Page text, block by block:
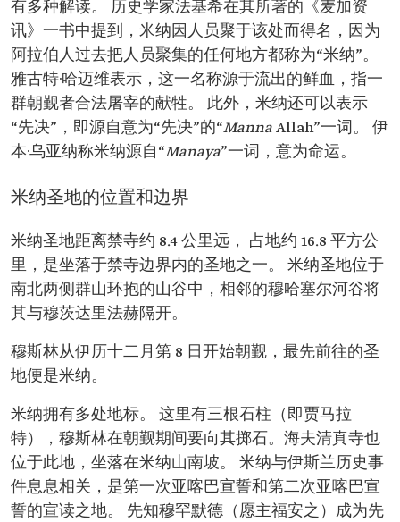
有多种解读。 历史学家法基希在其所著的《麦加资
讯》一书中提到，米纳因人员聚于该处而得名，因为
阿拉伯人过去把人员聚集的任何地方都称为“米纳”。
雅古特·哈迈维表示，这一名称源于流出的鲜血，指一
群朝觐者合法屠宰的献牲。 此外，米纳还可以表示
“先决”，即源自意为“先决”的“MannaAllah”一词。 伊
本·乌亚纳称米纳源自“Manaya”一词，意为命运。
米纳圣地的位置和边界
米纳圣地距离禁寺约 8.4 公里远， 占地约 16.8 平方公
里，是坐落于禁寺边界内的圣地之一。 米纳圣地位于
南北两侧群山环抱的山谷中，相邻的穆哈塞尔河谷将
其与穆茨达里法赫隔开。
穆斯林从伊历十二月第 8 日开始朝觐，最先前往的圣
地便是米纳。
米纳拥有多处地标。 这里有三根石柱（即贾马拉
特），穆斯林在朝觐期间要向其掷石。海夫清真寺也
位于此地，坐落在米纳山南坡。 米纳与伊斯兰历史事
件息息相关，是第一次亚喀巴宣誓和第二次亚喀巴宣
誓的宣读之地。 先知穆罕默德（愿主福安之）成为先